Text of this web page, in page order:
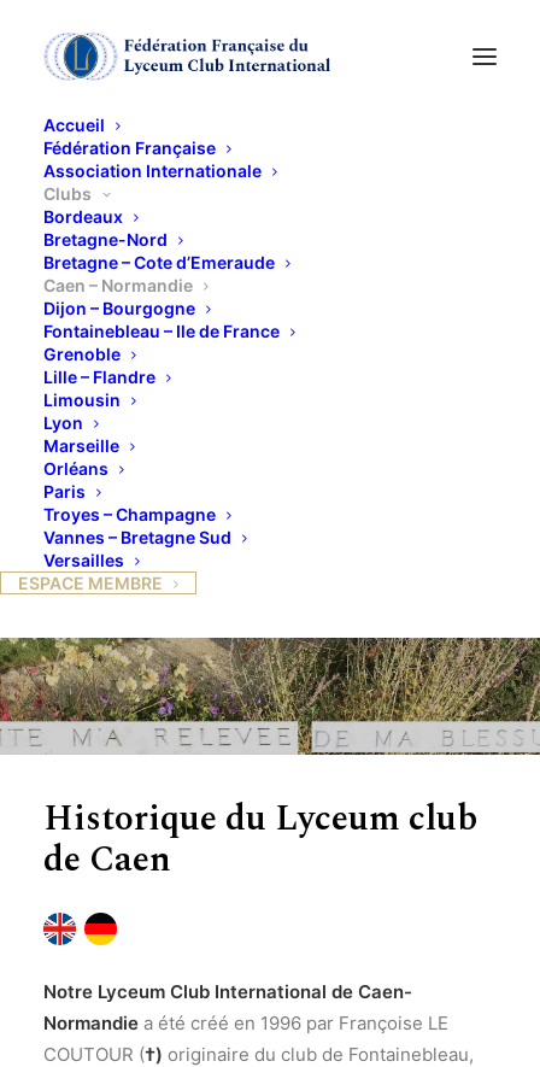
Accueil
Fédération Française
Association Internationale
Clubs
Bordeaux
Bretagne-Nord
Bretagne – Cote d’Emeraude
Caen – Normandie
Dijon – Bourgogne
Fontainebleau – Ile de France
Grenoble
Lille – Flandre
Limousin
Lyon
Marseille
Orléans
Paris
Troyes – Champagne
Vannes – Bretagne Sud
Versailles
ESPACE MEMBRE
Caen - Normandie
Historique du Lyceum club
de Caen
Notre Lyceum Club International de Caen-
Normandie a été créé en 1996 par Françoise LE
COUTOUR (†) originaire du club de Fontainebleau,